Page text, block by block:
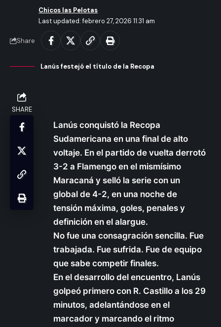
Last updated: febrero 27, 2026 11:31 am
Chicos las Pelotas
Share
Lanús festejó el título de la Recopa
SHARE
Lanús conquistó la Recopa
Sudamericana en una final de alto
voltaje. En el partido de vuelta derrotó
3-2 a Flamengo en el mismísimo
Maracaná y selló la serie con un
global de 4-2, en una noche de
tensión máxima, goles, penales y
definición en el alargue.
No fue una consagración sencilla. Fue
trabajada. Fue sufrida. Fue de equipo
que sabe competir finales.
En el desarrollo del encuentro, Lanús
golpeó primero con R. Castillo a los 29
minutos, adelantándose en el
marcador y marcando el ritmo